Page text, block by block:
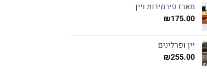
מארז פירמידות ויין
₪175.00
יין ופרלינים
₪255.00